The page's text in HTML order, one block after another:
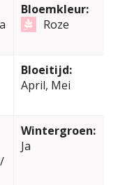
Bloemkleur:
Roze
Bloeitijd:
April, Mei
Wintergroen:
Ja